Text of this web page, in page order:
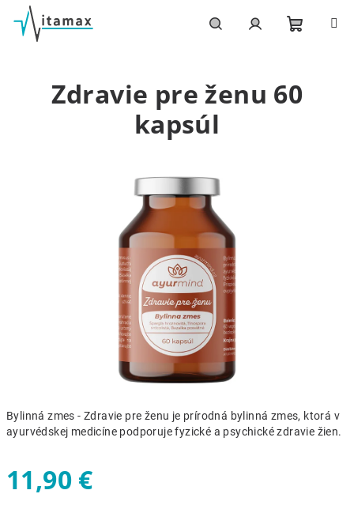
Prejsť
obsah
košík
Bylinná zmes - Zdravie pre ženu je prírodná bylinná zmes, ktorá v
ayurvédskej medicíne podporuje fyzické a psychické zdravie žien.
11,90 €
Zdravie pre ženu 60
kapsúl